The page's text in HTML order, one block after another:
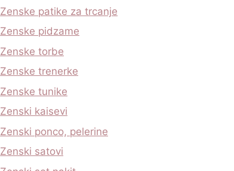
Zenske patike za trcanje
Zenske pidzame
Zenske torbe
Zenske trenerke
Zenske tunike
Zenski kaisevi
Zenski ponco, pelerine
Zenski satovi